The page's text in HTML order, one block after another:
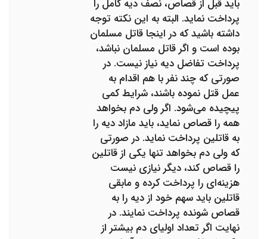
باید قبل از قصاص، نصف دیه کامل را
پرداخت نماید. البته به این نکته توجه
داشته باشید که در اینجا قاتل مسلمان
بوده است و اگر قاتل مسلمان نباشد،
پرداخت تفاضل دیه نیاز نیست. در
صورتی که چند نفر با هم اقدام به
عمل قتل نموده باشند، شرایط کمی
پیچیده می‌شود. اگر ولی دم بخواهد
همه را قصاص نماید، باید مازاد دیه را
به قاتلین پرداخت نماید. در صورتی
که ولی دم بخواهد تنها یکی از قاتلین
را قصاص کند، دیگر نیازی نیست
هزینه‌ای را پرداخت کرده و مابقی
قاتلین باید سهم خود از دیه را به
قصاص شونده پرداخت نمایند. در
نهایت اگر تعداد اولیای دم بیشتر از